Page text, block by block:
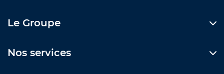
Le Groupe
Nos services